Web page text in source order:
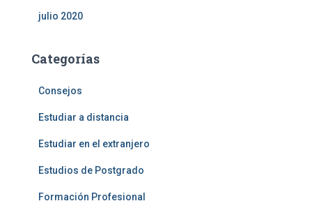
julio 2020
Categorías
Consejos
Estudiar a distancia
Estudiar en el extranjero
Estudios de Postgrado
Formación Profesional